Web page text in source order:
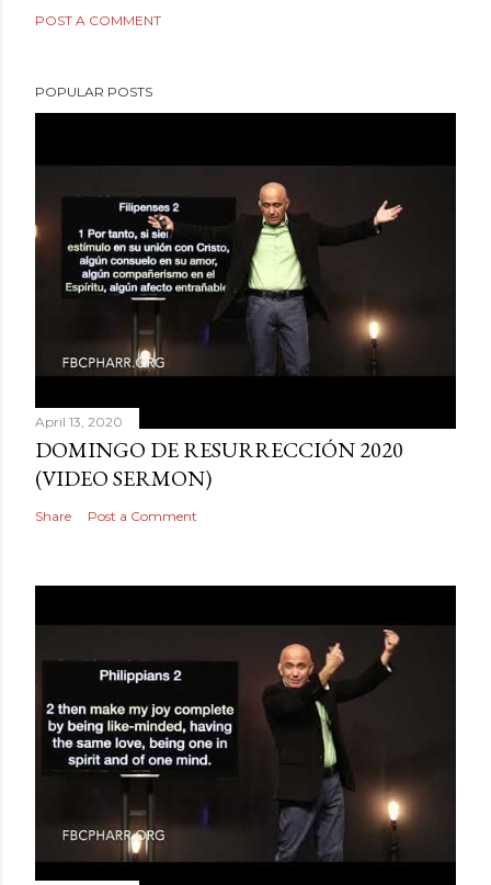
POST A COMMENT
POPULAR POSTS
April 13, 2020
DOMINGO DE RESURRECCIÓN 2020
(VIDEO SERMON)
Share Post a Comment